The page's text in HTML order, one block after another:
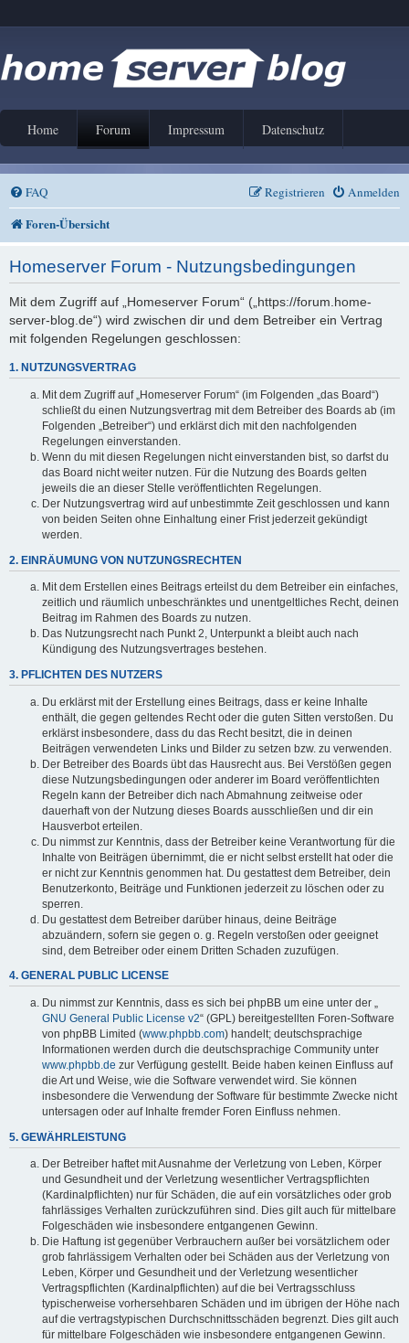
Home Forum Impressum Datenschutz
FAQ Anmelden
Registrieren
Foren-Übersicht
Homeserver Forum - Nutzungsbedingungen
Mit dem Zugriff auf „Homeserver Forum“ („https://forum.home-
server-blog.de“) wird zwischen dir und dem Betreiber ein Vertrag
mit folgenden Regelungen geschlossen:
1. NUTZUNGSVERTRAG
Mit dem Zugriff auf „Homeserver Forum“ (im Folgenden „das Board“)
schließt du einen Nutzungsvertrag mit dem Betreiber des Boards ab (im
Folgenden „Betreiber“) und erklärst dich mit den nachfolgenden
Regelungen einverstanden.
Wenn du mit diesen Regelungen nicht einverstanden bist, so darfst du
das Board nicht weiter nutzen. Für die Nutzung des Boards gelten
jeweils die an dieser Stelle veröffentlichten Regelungen.
Der Nutzungsvertrag wird auf unbestimmte Zeit geschlossen und kann
von beiden Seiten ohne Einhaltung einer Frist jederzeit gekündigt
werden.
2. EINRÄUMUNG VON NUTZUNGSRECHTEN
Mit dem Erstellen eines Beitrags erteilst du dem Betreiber ein einfaches,
zeitlich und räumlich unbeschränktes und unentgeltliches Recht, deinen
Beitrag im Rahmen des Boards zu nutzen.
Das Nutzungsrecht nach Punkt 2, Unterpunkt a bleibt auch nach
Kündigung des Nutzungsvertrages bestehen.
3. PFLICHTEN DES NUTZERS
Du erklärst mit der Erstellung eines Beitrags, dass er keine Inhalte
enthält, die gegen geltendes Recht oder die guten Sitten verstoßen. Du
erklärst insbesondere, dass du das Recht besitzt, die in deinen
Beiträgen verwendeten Links und Bilder zu setzen bzw. zu verwenden.
Der Betreiber des Boards übt das Hausrecht aus. Bei Verstößen gegen
diese Nutzungsbedingungen oder anderer im Board veröffentlichten
Regeln kann der Betreiber dich nach Abmahnung zeitweise oder
dauerhaft von der Nutzung dieses Boards ausschließen und dir ein
Hausverbot erteilen.
Du nimmst zur Kenntnis, dass der Betreiber keine Verantwortung für die
Inhalte von Beiträgen übernimmt, die er nicht selbst erstellt hat oder die
er nicht zur Kenntnis genommen hat. Du gestattest dem Betreiber, dein
Benutzerkonto, Beiträge und Funktionen jederzeit zu löschen oder zu
sperren.
Du gestattest dem Betreiber darüber hinaus, deine Beiträge
abzuändern, sofern sie gegen o. g. Regeln verstoßen oder geeignet
sind, dem Betreiber oder einem Dritten Schaden zuzufügen.
4. GENERAL PUBLIC LICENSE
Du nimmst zur Kenntnis, dass es sich bei phpBB um eine unter der „
GNU General Public License v2“ (GPL) bereitgestellten Foren-Software
von phpBB Limited (www.phpbb.com) handelt; deutschsprachige
Informationen werden durch die deutschsprachige Community unter
www.phpbb.de zur Verfügung gestellt. Beide haben keinen Einfluss auf
die Art und Weise, wie die Software verwendet wird. Sie können
insbesondere die Verwendung der Software für bestimmte Zwecke nicht
untersagen oder auf Inhalte fremder Foren Einfluss nehmen.
5. GEWÄHRLEISTUNG
Der Betreiber haftet mit Ausnahme der Verletzung von Leben, Körper
und Gesundheit und der Verletzung wesentlicher Vertragspflichten
(Kardinalpflichten) nur für Schäden, die auf ein vorsätzliches oder grob
fahrlässiges Verhalten zurückzuführen sind. Dies gilt auch für mittelbare
Folgeschäden wie insbesondere entgangenen Gewinn.
Die Haftung ist gegenüber Verbrauchern außer bei vorsätzlichem oder
grob fahrlässigem Verhalten oder bei Schäden aus der Verletzung von
Leben, Körper und Gesundheit und der Verletzung wesentlicher
Vertragspflichten (Kardinalpflichten) auf die bei Vertragsschluss
typischerweise vorhersehbaren Schäden und im übrigen der Höhe nach
auf die vertragstypischen Durchschnittsschäden begrenzt. Dies gilt auch
für mittelbare Folgeschäden wie insbesondere entgangenen Gewinn.